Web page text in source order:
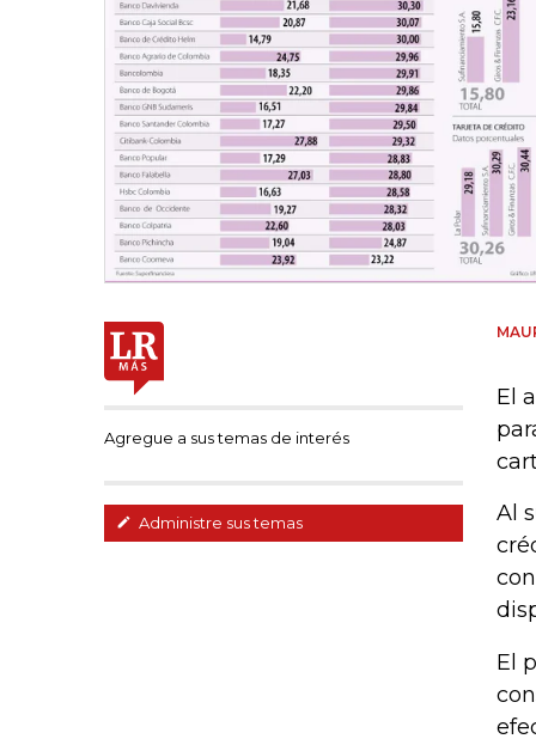
Agregue a sus temas de interés
Administre sus temas
El
Al
El